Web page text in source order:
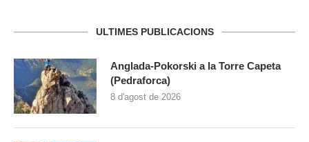
ULTIMES PUBLICACIONS
Anglada-Pokorski a la Torre Capeta
(Pedraforca)
8 d'agost de 2026